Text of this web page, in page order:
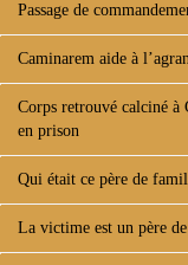
Passage de
Caminarem aide à
Corps retrouvé calciné
en prison
Qui était ce père de
La victime est un père